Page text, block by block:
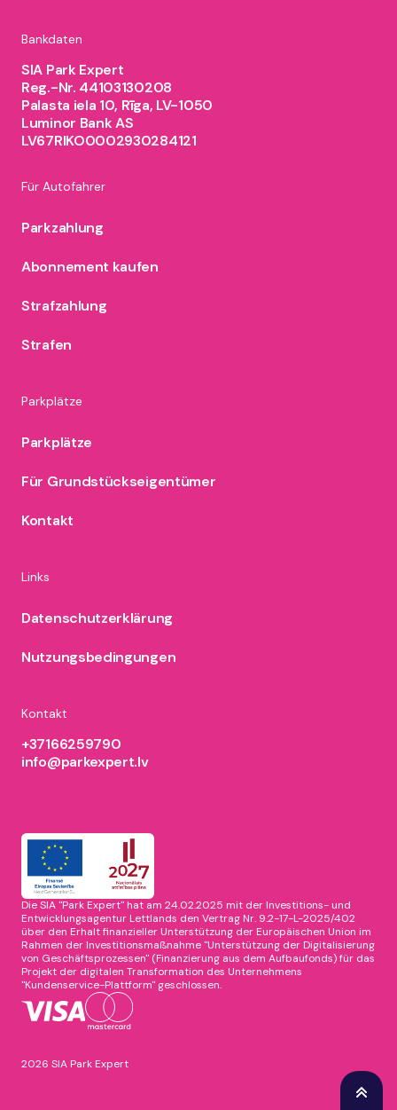
Bankdaten
SIA Park Expert
Reg.-Nr. 44103130208
Palasta iela 10, Rīga, LV-1050
Luminor Bank AS
LV67RIKO0002930284121
Für Autofahrer
Parkzahlung
Abonnement kaufen
Strafzahlung
Strafen
Parkplätze
Parkplätze
Für Grundstückseigentümer
Kontakt
Links
Datenschutzerklärung
Nutzungsbedingungen
Kontakt
+37166259790
info@parkexpert.lv
Die SIA "Park Expert" hat am 24.02.2025 mit der Investitions- und
Entwicklungsagentur Lettlands den Vertrag Nr. 9.2-17-L-2025/402
über den Erhalt finanzieller Unterstützung der Europäischen Union im
Rahmen der Investitionsmaßnahme "Unterstützung der Digitalisierung
von Geschäftsprozessen" (Finanzierung aus dem Aufbaufonds) für das
Projekt der digitalen Transformation des Unternehmens
"Kundenservice-Plattform" geschlossen.
2026 SIA Park Expert